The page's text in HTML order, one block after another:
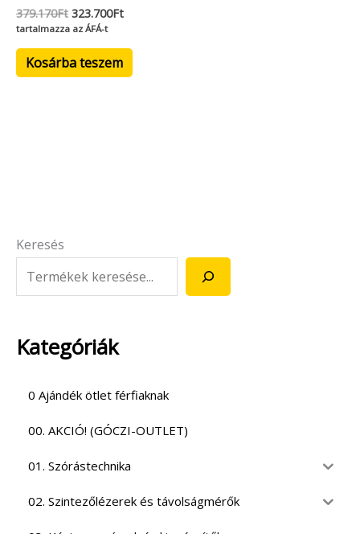
Keresés
Kategóriák
0 Ajándék ötlet férfiaknak
00. AKCIÓ! (GÓCZI-OUTLET)
01. Szórástechnika
02. Szintezőlézerek és távolságmérők
379.170Ft 323.700Ft
tartalmazza az ÁFÁ-t
Kosárba teszem